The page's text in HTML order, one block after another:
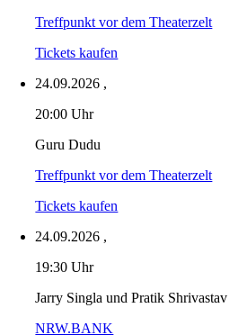
Treffpunkt vor dem Theaterzelt
Tickets kaufen
24.09.2026 ,
20:00 Uhr
Guru Dudu
Treffpunkt vor dem Theaterzelt
Tickets kaufen
24.09.2026 ,
19:30 Uhr
Jarry Singla und Pratik Shrivastav
NRW.BANK